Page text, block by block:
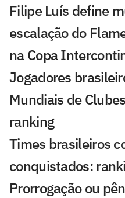
Filipe Luís define
escalação do
na Copa
Jogadores
Mundiais de
ranking
Times brasileiros
conquistados:
Prorrogação ou